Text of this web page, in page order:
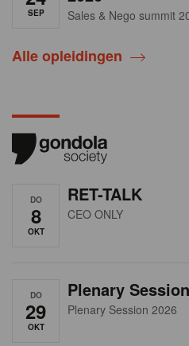
SEP Sales & Nego summit
Alle opleidingen
DO
8
OKT
RET-TALK
CEO ONLY
DO
29
OKT
Plenary
Plenary Session 2026